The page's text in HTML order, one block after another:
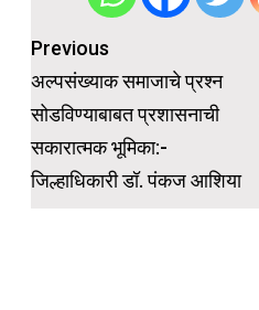
Post
navigation
Previous
अल्पसंख्याक समाजाचे प्रश्न
सोडविण्याबाबत प्रशासनाची
सकारात्मक भूमिका:-
जिल्हाधिकारी डॉ. पंकज आशिया